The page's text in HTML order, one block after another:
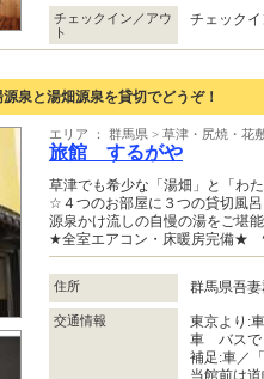
チェックイン／アウ
ト
チェック
泉と湯畑源泉を貸切でどうぞ！
エリア ： 群馬県 > 草津・尻焼・花
旅館 するがや
草津でも希少な「湯畑」と「わ
☆４つのお部屋に３つの貸切風
源泉かけ流しの自慢の湯をご堪
★全室エアコン・床暖房完備★
住所 群馬県吾
交通情報
東京より:
車 バスで
補足:車／
当館前は